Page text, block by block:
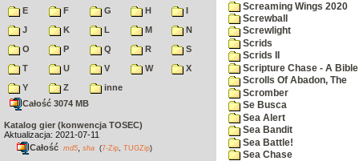
E
F G H
I
J
K L M
N
O
P Q R
S
T
U V W
X
Y
Z
inne
Całość 3074 MB
Katalog gier (konwencja TOSEC)
Aktualizacja: 2021-07-11
Całość md5 sha (7-Zip TUGZip)
Screaming Wings 2020
Screwball
Screwlight
Scrids
Scrids II
Scripture Chase - A Bible
Scrolls Of Abadon, The
Scromber
Se Busca
Sea Alert
Sea Bandit
Sea Battle!
Sea Chase